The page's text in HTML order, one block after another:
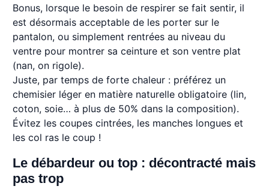
Bonus, lorsque le besoin de respirer se fait sentir, il
est désormais acceptable de les porter sur le
pantalon, ou simplement rentrées au niveau du
ventre pour montrer sa ceinture et son ventre plat
(nan, on rigole).
Juste, par temps de forte chaleur : préférez un
chemisier léger en matière naturelle obligatoire (lin,
coton, soie… à plus de 50% dans la composition).
Évitez les coupes cintrées, les manches longues et
les col ras le coup !
Le débardeur ou top : décontracté mais
pas trop